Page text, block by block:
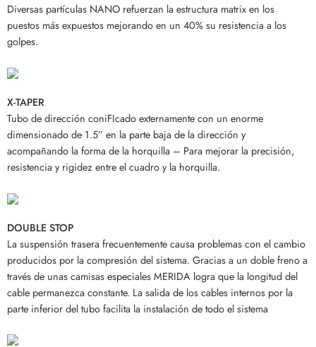
Diversas partículas NANO refuerzan la estructura matrix en los
puestos más expuestos mejorando en un 40% su resistencia a los
golpes.
X-TAPER
Tubo de dirección coniFIcado externamente con un enorme
dimensionado de 1.5” en la parte baja de la dirección y
acompañando la forma de la horquilla – Para mejorar la precisión,
resistencia y rigidez entre el cuadro y la horquilla.
DOUBLE STOP
La suspensión trasera frecuentemente causa problemas con el cambio
producidos por la compresión del sistema. Gracias a un doble freno a
través de unas camisas especiales MERIDA logra que la longitud del
cable permanezca constante. La salida de los cables internos por la
parte inferior del tubo facilita la instalación de todo el sistema